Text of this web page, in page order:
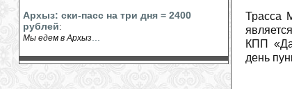
Архыз: ски-пасс на три дня = 2400
рублей:
Мы едем в Архыз
Трасса
КПП
день